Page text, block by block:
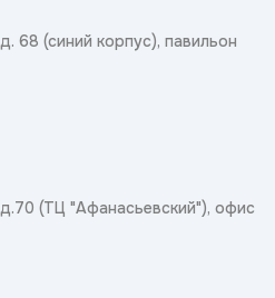
68 (синий корпус), павильон
(ТЦ "Афанасьевский"), офис